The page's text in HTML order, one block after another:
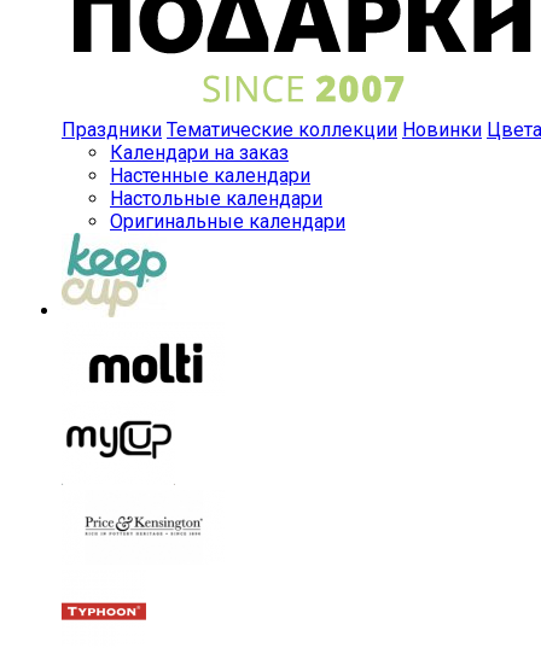
Праздники Тематические коллекции Новинки Цвета
Календари на заказ
Настенные календари
Настольные календари
Оригинальные календари